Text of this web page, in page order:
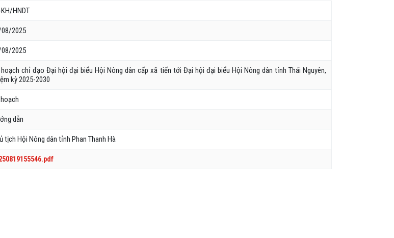
HNDT
2025
2025
chỉ đạo Đại hội đại biểu Hội Nông dân cấp xã tiến tới Đại hội đại biểu Hội Nông dân tỉnh Thái Nguyên,
kỳ 2025-2030
dẫn
tịch Hội Nông dân tỉnh Phan Thanh Hà